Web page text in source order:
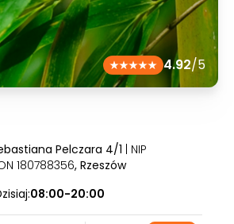
4.92/5
Pelczara 4/1 | NIP
180788356, Rzeszów
08:00-20:00